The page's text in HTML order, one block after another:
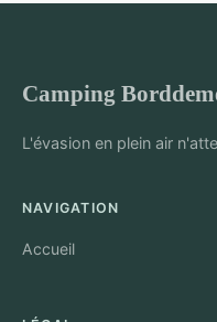
Camping
L'évasion en plein air
NAVIGATION
Accueil